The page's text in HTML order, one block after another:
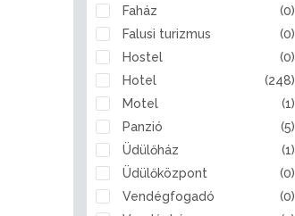
Algyő
Almamellék
Alsóberecki
Alsóbogát
Alsónémedi
Alsóörs
Apaj
Apostag
Ásotthalom
Faház
(0)
Falusi turizmus
(0)
Hostel
(0)
Hotel
(248)
Motel
(1)
Panzió
(5)
Üdülőház
(1)
Üdülőközpont
(0)
Vendégfogadó
(0)